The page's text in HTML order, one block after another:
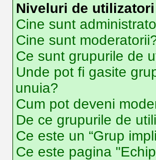
Niveluri de
Cine sunt
Cine sunt
Ce sunt grupurile de
Unde pot fi gasite
unuia?
Cum pot deveni
De ce grupurile de
Ce este un “Grup
Ce este pagina